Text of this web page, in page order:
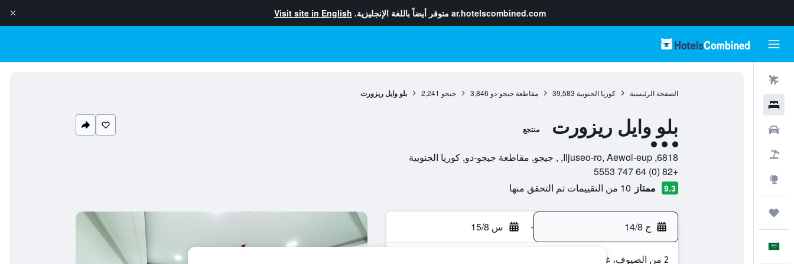
ar.hotelscombined.com متوفر أيضاً باللغة الإنجليزية. Visit site in English
الصفحة الرئيسية كوريا الجنوبية 39,583 مقاطعة جيجو-دو 3,846 جيجو 2,241 بلو وايل ريزورت
بلو وايل ريزورت منتجع
تقييم فئة 3
6818, Iljuseo-ro, Aewol-eup, , جيجو, مقاطعة جيجو-دو, كوريا الجنوبية
+82 (0) 64 747 5553
9.3 ممتاز 10 من التقييمات تم التحقق منها
ج 14/8 - س 15/8
2 من الضيوف، غرفة واحدة